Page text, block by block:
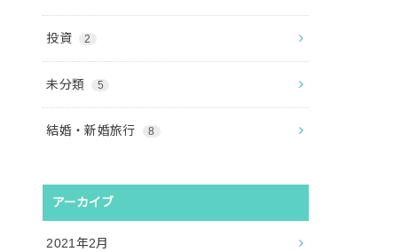
投資 2
未分類 5
結婚・新婚旅行 8
アーカイブ
2021年2月